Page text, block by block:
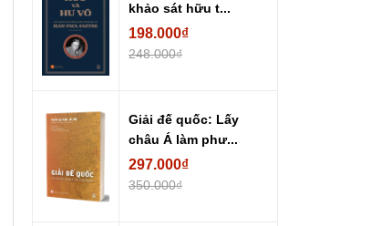
khảo sát hữu t...
198.000₫
248.000₫
Giải đế quốc: Lấy
châu Á làm phư...
297.000₫
350.000₫